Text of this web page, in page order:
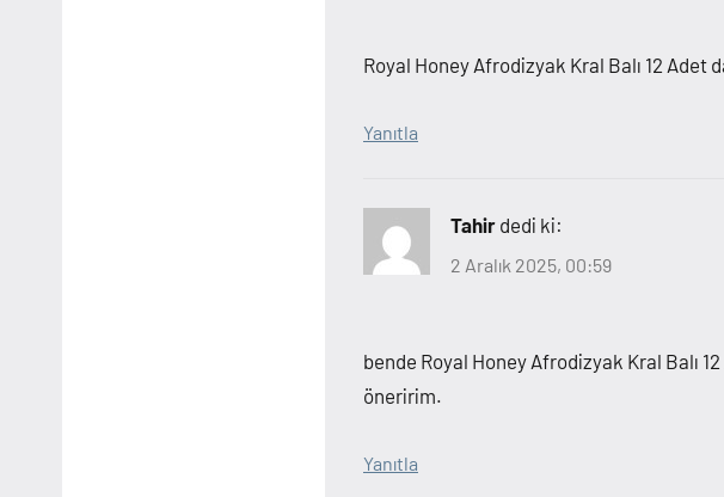
Royal Honey Afrodizyak Kral Balı 12 Adet
Yanıtla
Tahir dedi ki:
2 Aralık 2025, 00:59
bende Royal Honey Afrodizyak Kral Balı
öneririm.
Yanıtla